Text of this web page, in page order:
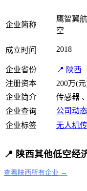
企业简称
鹰智翼航
空
成立时间 2018
企业省份
📍 陕西
注册资本
200万(
企业简介
传感器
企业查询
公司动态
企业标签 无人机
📍 陕西其他低空经
查看陕西所有企业 →